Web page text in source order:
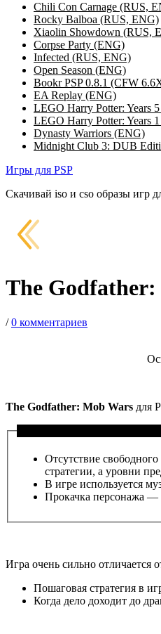
Chili Con Carnage (RUS,
Rocky Balboa (RUS, ENG)
Xiaolin Showdown (RUS,
Corpse Party (ENG)
Infected (RUS, ENG)
Open Season (ENG)
Bookr PSP 0.8.1 (CFW
EA Replay (ENG)
LEGO Harry Potter: Years
LEGO Harry Potter: Years
Dynasty Warriors (ENG)
Midnight Club 3: DUB
Игры для PSP
Скачивай iso и cso образы игр
The
/0 комментариев
The Godfather: Mob Wars для
Отсутствие
стратегии, а уровни
В игре используется
Прокачка персонажа —
Игра очень сильно отличается
Пошаговая стратегия в
Когда дело доходит до